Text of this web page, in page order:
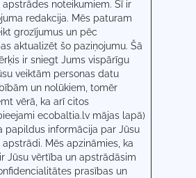
noteikumiem. Šī ir
redakcija. Mēs paturam
grozījumus un pēc
aktualizēt šo paziņojumu. Šā
ir sniegt Jums vispārīgu
veiktām personas datu
un nolūkiem, tomēr
vērā, ka arī citos
ecobaltia.lv mājas lapā)
papildus informācija par Jūsu
Mēs apzināmies, ka
Jūsu vērtība un apstrādāsim
prasības un